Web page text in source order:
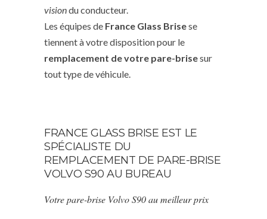
visiondu conducteur.
Les équipes de France Glass Brisese
tiennent à votre disposition pour le
remplacement de votre pare-brisesur
tout type de véhicule.
FRANCE GLASS BRISE EST LE
SPÉCIALISTE DU
REMPLACEMENT DE PARE-BRISE
VOLVO S90 AU BUREAU
Votre pare-brise Volvo S90 au meilleur prix